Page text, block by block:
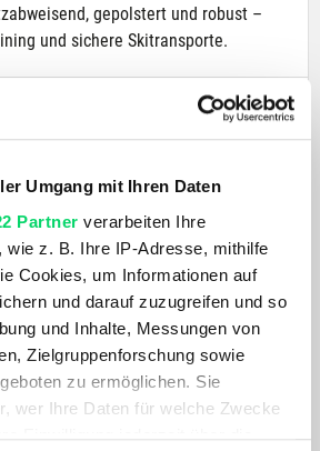
Umgang mit Ihren Daten
Partner verarbeiten Ihre
wie z. B. Ihre IP-Adresse, mithilfe
Cookies, um Informationen auf
und darauf zuzugreifen und so
und Inhalte, Messungen von
Zielgruppenforschung sowie
zu ermöglichen. Sie
wer Ihre Daten für welche Zwecke
gepolstert und robust –
und sichere Skitransporte.